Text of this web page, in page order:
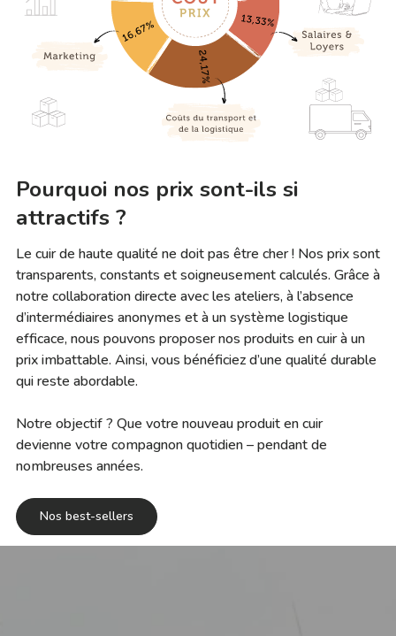
Pourquoi nos prix sont-ils si
attractifs ?
Le cuir de haute qualité ne doit pas être cher ! Nos prix sont
transparents, constants et soigneusement calculés. Grâce à
notre collaboration directe avec les ateliers, à l’absence
d’intermédiaires anonymes et à un système logistique
efficace, nous pouvons proposer nos produits en cuir à un
prix imbattable. Ainsi, vous bénéficiez d’une qualité durable
qui reste abordable.
Notre objectif ? Que votre nouveau produit en cuir
devienne votre compagnon quotidien – pendant de
nombreuses années.
Nos best-sellers